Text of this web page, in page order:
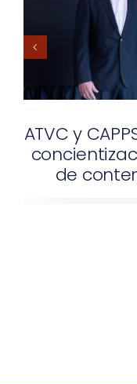
ATVC y
de